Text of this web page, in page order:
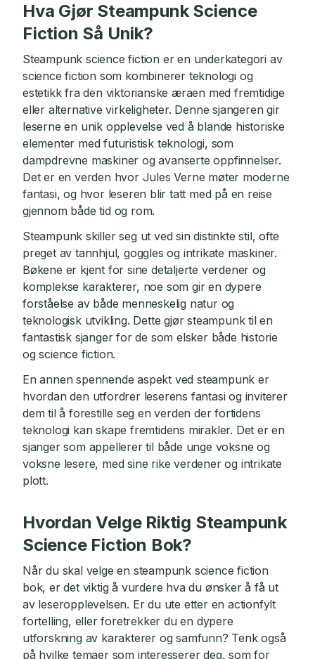
Hva Gjør Steampunk Science
Fiction Så Unik?
Steampunk science fiction er en underkategori av
science fiction som kombinerer teknologi og
estetikk fra den viktorianske æraen med fremtidige
eller alternative virkeligheter. Denne sjangeren gir
leserne en unik opplevelse ved å blande historiske
elementer med futuristisk teknologi, som
dampdrevne maskiner og avanserte oppfinnelser.
Det er en verden hvor Jules Verne møter moderne
fantasi, og hvor leseren blir tatt med på en reise
gjennom både tid og rom.
Steampunk skiller seg ut ved sin distinkte stil, ofte
preget av tannhjul, goggles og intrikate maskiner.
Bøkene er kjent for sine detaljerte verdener og
komplekse karakterer, noe som gir en dypere
forståelse av både menneskelig natur og
teknologisk utvikling. Dette gjør steampunk til en
fantastisk sjanger for de som elsker både historie
og science fiction.
En annen spennende aspekt ved steampunk er
hvordan den utfordrer leserens fantasi og inviterer
dem til å forestille seg en verden der fortidens
teknologi kan skape fremtidens mirakler. Det er en
sjanger som appellerer til både unge voksne og
voksne lesere, med sine rike verdener og intrikate
plott.
Hvordan Velge Riktig Steampunk
Science Fiction Bok?
Når du skal velge en steampunk science fiction
bok, er det viktig å vurdere hva du ønsker å få ut
av leseropplevelsen. Er du ute etter en actionfylt
fortelling, eller foretrekker du en dypere
utforskning av karakterer og samfunn? Tenk også
på hvilke temaer som interesserer deg, som for